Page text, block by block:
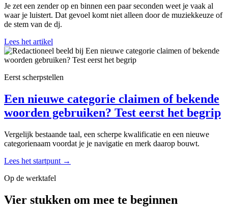
Je zet een zender op en binnen een paar seconden weet je vaak al
waar je luistert. Dat gevoel komt niet alleen door de muziekkeuze of
de stem van de dj.
Lees het artikel
Eerst scherpstellen
Een nieuwe categorie claimen of bekende
woorden gebruiken? Test eerst het begrip
Vergelijk bestaande taal, een scherpe kwalificatie en een nieuwe
categorienaam voordat je je navigatie en merk daarop bouwt.
Lees het startpunt →
Op de werktafel
Vier stukken om mee te beginnen